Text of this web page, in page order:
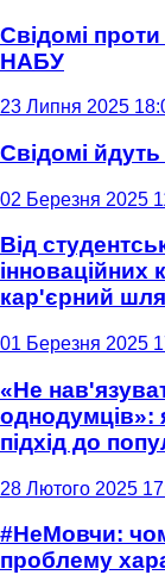
Свідомі
НАБУ
23 Липня 2025
Свідомі
02 Березня 2025
Від
інноваційних
кар'єрний
01 Березня 2025
«Не
однодумців»:
підхід до
28 Лютого 2025
#НеМовчи:
проблему